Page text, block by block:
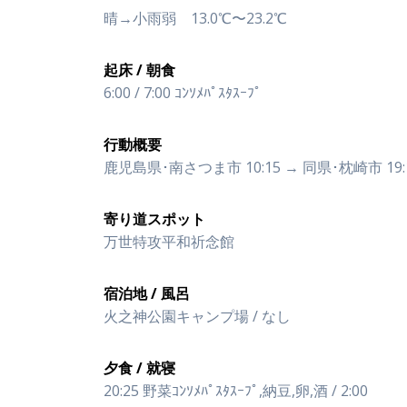
晴→小雨弱 13.0℃〜23.2℃
起床 / 朝食
6:00 / 7:00 ｺﾝｿﾒﾊﾟｽﾀｽｰﾌﾟ
行動概要
鹿児島県･南さつま市 10:15 → 同県･枕崎市
寄り道スポット
万世特攻平和祈念館
宿泊地 / 風呂
火之神公園キャンプ場 / なし
夕食 / 就寝
20:25 野菜ｺﾝｿﾒﾊﾟｽﾀｽｰﾌﾟ,納豆,卵,酒 / 2:00